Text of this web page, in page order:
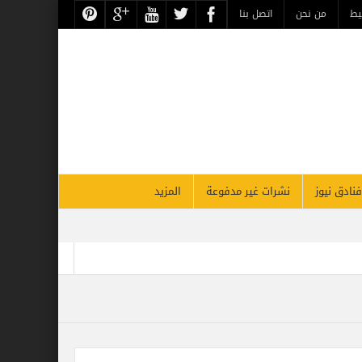
من نحن اتصل بنا
فنادق نيوز نشرات غير مدفوعة
المزيد
يحتفل غداً بذكرى مرور 26 عاماً على افتتاحه